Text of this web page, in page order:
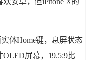
安卓，但iPhone X的
体Home键，息屏状态
OLED屏幕，19.5:9比